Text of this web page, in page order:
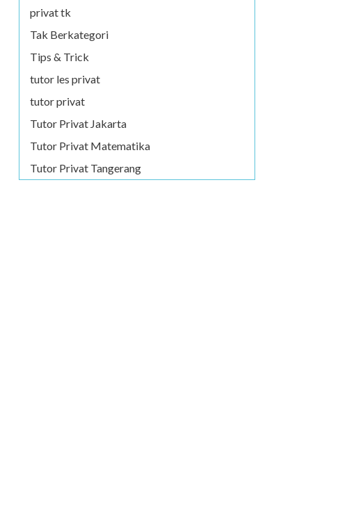
privat tk
Tak Berkategori
Tips & Trick
tutor les privat
tutor privat
Tutor Privat Jakarta
Tutor Privat Matematika
Tutor Privat Tangerang